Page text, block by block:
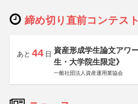
締め切り直前コンテスト
あと 44 日 資産形成学生論文アワ
生・大学院生限定》
一般社団法人資産運用業協会